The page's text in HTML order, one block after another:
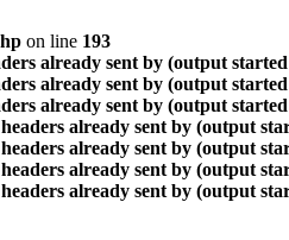
on line 193
already sent by (output
already sent by (output
already sent by (output
already sent by (output
already sent by (output
already sent by (output
already sent by (output